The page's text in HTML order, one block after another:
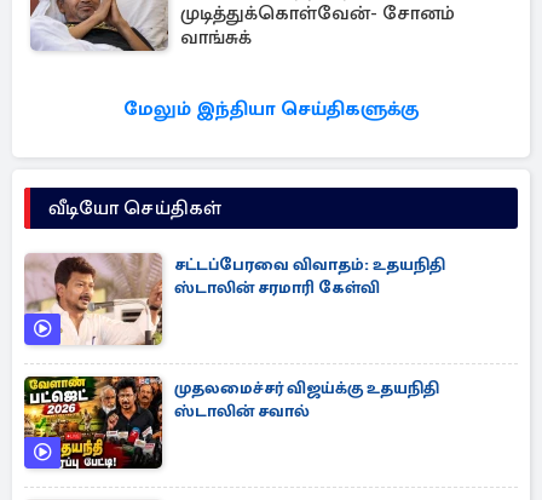
முடித்துக்கொள்வேன்- சோனம்
வாங்சுக்
மேலும் இந்தியா செய்திகளுக்கு
வீடியோ செய்திகள்
சட்டப்பேரவை விவாதம்: உதயநிதி
ஸ்டாலின் சரமாரி கேள்வி
முதலமைச்சர் விஜய்க்கு உதயநிதி
ஸ்டாலின் சவால்